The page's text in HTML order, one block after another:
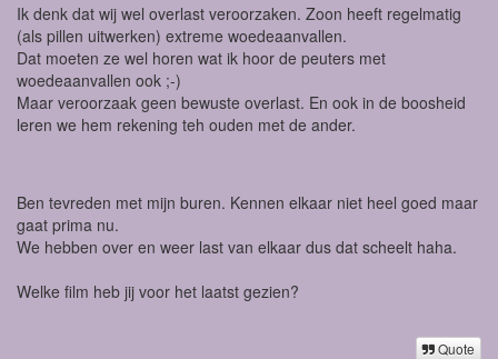
Ik denk dat wij wel overlast veroorzaken. Zoon heeft regelmatig
(als pillen uitwerken) extreme woedeaanvallen.
Dat moeten ze wel horen wat ik hoor de peuters met
woedeaanvallen ook ;-)
Maar veroorzaak geen bewuste overlast. En ook in de boosheid
leren we hem rekening teh ouden met de ander.
Ben tevreden met mijn buren. Kennen elkaar niet heel goed maar
gaat prima nu.
We hebben over en weer last van elkaar dus dat scheelt haha.
Welke film heb jij voor het laatst gezien?
Quote